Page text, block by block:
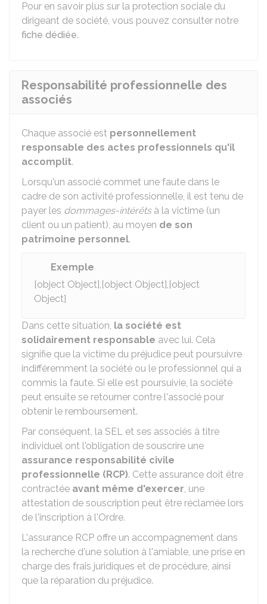
Pour en savoir plus sur la protection sociale du
dirigeant de société, vous pouvez consulter notre
fiche dédiée.
Responsabilité professionnelle des
associés
Chaque associé est personnellement
responsable des actes professionnels qu'il
accomplit.
Lorsqu'un associé commet une faute dans le
cadre de son activité professionnelle, il est tenu de
payer les dommages-intérêtsà la victime (un
client ou un patient), au moyen de son
patrimoine personnel.
Exemple
[object Object],[object Object],[object
Object]
Dans cette situation, la société est
solidairement responsable avec lui. Cela
signifie que la victime du préjudice peut poursuivre
indifféremment la société ou le professionnel qui a
commis la faute. Si elle est poursuivie, la société
peut ensuite se retourner contre l'associé pour
obtenir le remboursement.
Par conséquent, la SEL et ses associés à titre
individuel ont l'obligation de souscrire une
assurance responsabilité civile
professionnelle (RCP). Cette assurance doit être
contractée avant même d'exercer, une
attestation de souscription peut être réclamée lors
de l'inscription à l'Ordre.
L'assurance RCP offre un accompagnement dans
la recherche d'une solution à l'amiable, une prise en
charge des frais juridiques et de procédure, ainsi
que la réparation du préjudice.